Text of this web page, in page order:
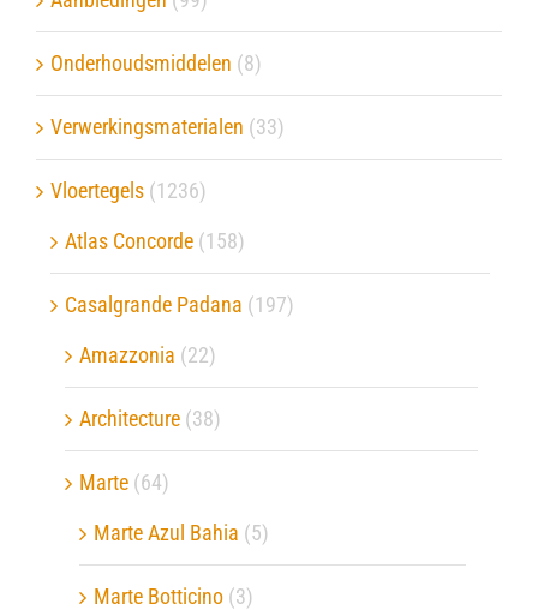
Onderhoudsmiddelen (8)
Verwerkingsmaterialen (33)
Vloertegels (1236)
Atlas Concorde (158)
Casalgrande Padana (197)
Amazzonia (22)
Architecture (38)
Marte (64)
Marte Azul Bahia (5)
Marte Botticino (3)